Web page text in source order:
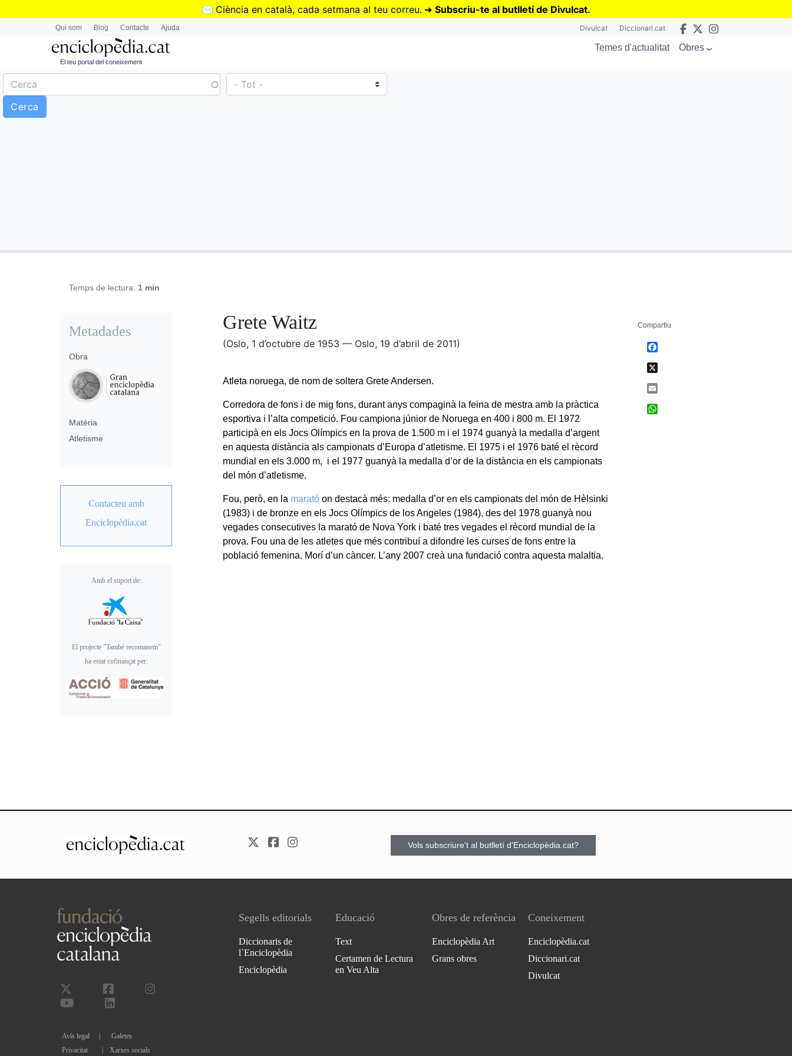
Vés
✉️ Ciència en català, cada setmana al teu correu. ➜ Subscriu-te al butlletí de Divulcat.
Qui som Blog Contacte Ajuda Divulcat Diccionari.cat
El teu portal del coneixement
Temes d'actualitat Obres
Temps de lectura: 1 min
Grete Waitz
(Oslo, 1 d’octubre de 1953 — Oslo, 19 d’abril de 2011)
Atleta noruega, de nom de soltera Grete Andersen.
Corredora de fons i de mig fons, durant anys compaginà la feina de mestra amb la pràctica
esportiva i l’alta competició. Fou campiona júnior de Noruega en 400 i 800 m. El 1972
participà en els Jocs Olímpics en la prova de 1.500 m i el 1974 guanyà la medalla d’argent
en aquesta distància als campionats d’Europa d’atletisme. El 1975 i el 1976 baté el rècord
mundial en els 3.000 m, i el 1977 guanyà la medalla d’or de la distància en els campionats
del món d’atletisme.
Fou, però, en la marató on destacà més: medalla d’or en els campionats del món de Hèlsinki
(1983) i de bronze en els Jocs Olímpics de los Angeles (1984), des del 1978 guanyà nou
vegades consecutives la marató de Nova York i baté tres vegades el rècord mundial de la
prova. Fou una de les atletes que més contribuí a difondre les curses de fons entre la
població femenina. Morí d’un càncer. L’any 2007 creà una fundació contra aquesta malaltia.
Metadades
Obra
Matèria
Atletisme
Contacteu amb
Enciclopèdia.cat
Amb el suport de:
El projecte "També recomanem"
ha estat cofinançat per:
Compartiu
Vols subscriure't al butlletí d'Enciclopèdia.cat?
Avís legal
Galetes
Privacitat
| Xarxes socials
Segells editorials
Diccionaris de
l`Enciclopèdia
Enciclopèdia
Educació
Text
Certamen de Lectura
en Veu Alta
Obres de referència
Enciclopèdia Art
Grans obres
Coneixement
Enciclopèdia.cat
Diccionari.cat
Divulcat